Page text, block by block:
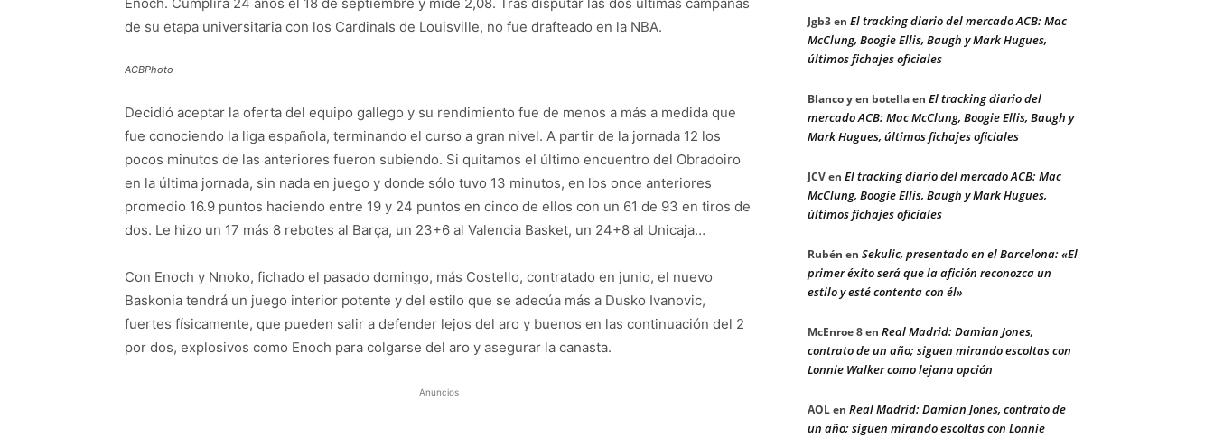
de su etapa universitaria con los Cardinals de Louisville, no fue drafteado en la NBA.
ACBPhoto
Decidió aceptar la oferta del equipo gallego y su rendimiento fue de menos a más a medida que
fue conociendo la liga española, terminando el curso a gran nivel. A partir de la jornada 12 los
pocos minutos de las anteriores fueron subiendo. Si quitamos el último encuentro del Obradoiro
en la última jornada, sin nada en juego y donde sólo tuvo 13 minutos, en los once anteriores
promedio 16.9 puntos haciendo entre 19 y 24 puntos en cinco de ellos con un 61 de 93 en tiros de
dos. Le hizo un 17 más 8 rebotes al Barça, un 23+6 al Valencia Basket, un 24+8 al Unicaja…
Con Enoch y Nnoko, fichado el pasado domingo, más Costello, contratado en junio, el nuevo
Baskonia tendrá un juego interior potente y del estilo que se adecúa más a Dusko Ivanovic,
fuertes físicamente, que pueden salir a defender lejos del aro y buenos en las continuación del 2
por dos, explosivos como Enoch para colgarse del aro y asegurar la canasta.
Anuncios
Jgb3en El tracking diario del mercado ACB: Mac
McClung, Boogie Ellis, Baugh y Mark Hugues,
últimos fichajes oficiales
Blanco y en botellaen El tracking diario del
mercado ACB: Mac McClung, Boogie Ellis, Baugh y
Mark Hugues, últimos fichajes oficiales
JCVen El tracking diario del mercado ACB: Mac
McClung, Boogie Ellis, Baugh y Mark Hugues,
últimos fichajes oficiales
Rubén en Sekulic, presentado en el Barcelona: «El
primer éxito será que la afición reconozca un
estilo y esté contenta con él»
McEnroe 8en Real Madrid: Damian Jones,
contrato de un año; siguen mirando escoltas con
Lonnie Walker como lejana opción
AOLen Real Madrid: Damian Jones, contrato de
un año; siguen mirando escoltas con Lonnie